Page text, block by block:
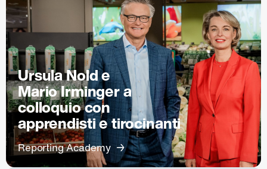
Ursula Nold e
Mario Irminger a
colloquio con
apprendisti e tirocinanti
Reporting Academy